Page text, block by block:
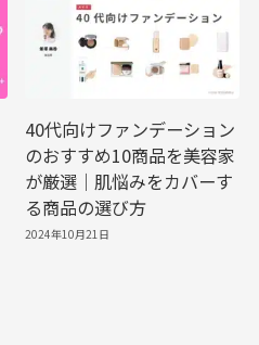
40代向けファンデーション
のおすすめ10商品を美容家
が厳選｜肌悩みをカバーす
る商品の選び方
2024年10月21日